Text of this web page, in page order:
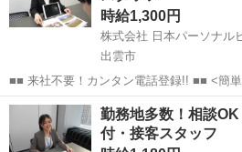
時給1,300円
株式会社 日本パーソナル
出雲市
■■ 来社不要！カンタン電話登録!! ■■ <簡
事紹介> で、来社なくお仕事探しが可能で
電話で希望を伝えるだけでOK★ 営業、ラ
あります♪ ご希...
島根 出雲市 店長
勤務地多数！相談
付・接客スタッフ